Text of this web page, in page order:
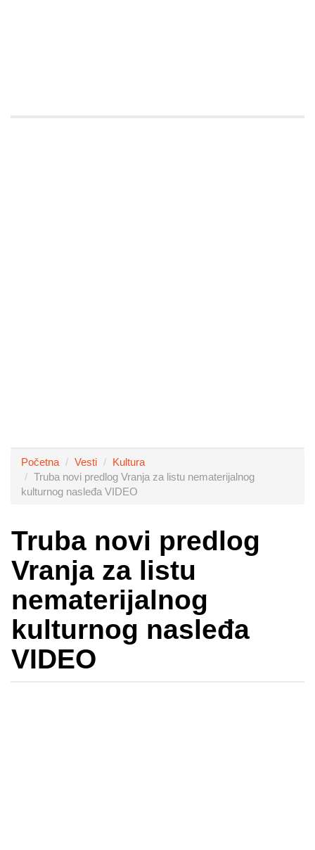
Početna Vesti
Kultura
Truba novi predlog Vranja za listu nematerijalnog
kulturnog nasleđa VIDEO
Truba novi predlog
Vranja za listu
nematerijalnog
kulturnog nasleđa
VIDEO